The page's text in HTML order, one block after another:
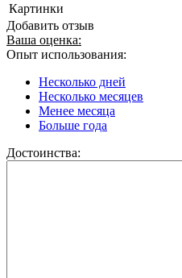
Картинки
Добавить отзыв
Ваша оценка:
Опыт использования:
Несколько дней
Несколько месяцев
Менее месяца
Больше года
Достоинства: